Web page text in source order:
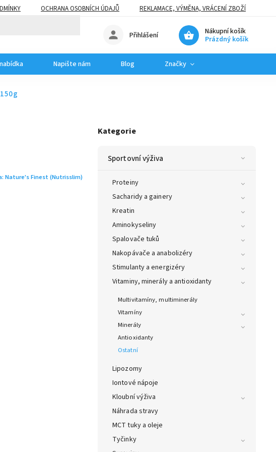
OCHRANA OSOBNÍCH ÚDAJŮ REKLAMACE, VÝMĚNA, VRÁCENÍ ZBOŽÍ
Nákupní košík
Prázdný košík
Přihlášení
Napište nám Blog Značky
Kategorie
Sportovní výživa
Proteiny
Sacharidy a gainery
Kreatin
Aminokyseliny
Spalovače tuků
Nakopávače a anabolizéry
Stimulanty a energizéry
Vitaminy, minerály a antioxidanty
Multivitamíny, multiminerály
Vitamíny
Minerály
Antioxidanty
Ostatní
Lipozomy
Iontové nápoje
Kloubní výživa
Náhrada stravy
MCT tuky a oleje
Tyčinky
Nature's Finest (Nutrisslim)